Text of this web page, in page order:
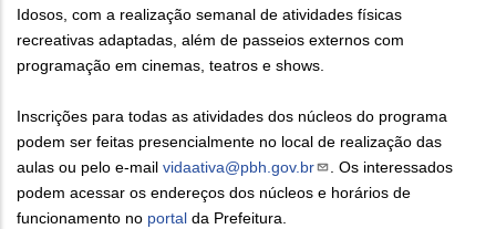
Idosos, com a realização semanal de atividades físicas
recreativas adaptadas, além de passeios externos com
programação em cinemas, teatros e shows.
Inscrições para todas as atividades dos núcleos do programa
podem ser feitas presencialmente no local de realização das
aulas ou pelo e-mail vidaativa@pbh.gov.br
. Os interessados
podem acessar os endereços dos núcleos e horários de
funcionamento no portal da Prefeitura.